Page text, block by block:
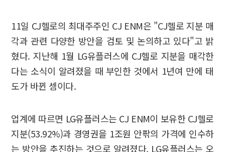
11일 CJ헬로의 최대주주인 CJ ENM은 "CJ헬로 지분 매
각과 관련 다양한 방안을 검토 및 논의하고 있다"고 밝
혔다. 지난해 1월 LG유플러스에 CJ헬로 지분을 매각한
다는 소식이 알려졌을 때 부인한 것에서 1년여 만에 태
도가 바뀐 셈이다.
업계에 따르면 LG유플러스는 CJ ENM이 보유한 CJ헬로
지분(53.92%)과 경영권을 1조원 안팎의 가격에 인수하
는 방안을 추진하는 것으로 알려졌다. LG유플러스는 오